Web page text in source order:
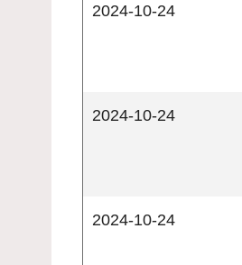
2024-10-24
2024-10-24
2024-10-24